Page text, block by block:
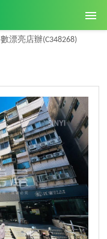
漂亮店辦(C348268)